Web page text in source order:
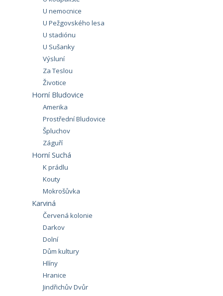
U nemocnice
U Pežgovského lesa
U stadiónu
U Sušanky
Výsluní
Za Teslou
Životice
Horní Bludovice
Amerika
Prostřední Bludovice
Špluchov
Záguří
Horní Suchá
K prádlu
Kouty
Mokrošůvka
Karviná
Červená kolonie
Darkov
Dolní
Dům kultury
Hlíny
Hranice
Jindřichův Dvůr